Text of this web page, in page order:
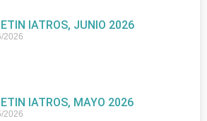
IATROS, JUNIO 2026
2026
IATROS, MAYO 2026
2026